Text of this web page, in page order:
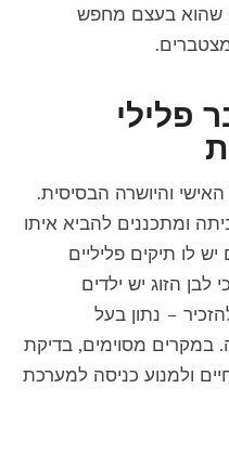
שהוא בעצם מחפש
פלילי
והיושרה הבסיסית.
ומתכננים להביא איתו
לו תיקים פליליים
הזוג יש ילדים
– נתון בעל
במקרים מסוימים, בדיקת
ולמנוע כניסה למערכת